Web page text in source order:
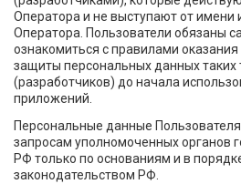
Оператора и не выступают от имени
Оператора. Пользователи обязаны
ознакомиться с правилами оказания
защиты персональных данных таких
(разработчиков) до начала
приложений.
Персональные данные
запросам уполномоченных органов
РФ только по основаниям и в
законодательством РФ.